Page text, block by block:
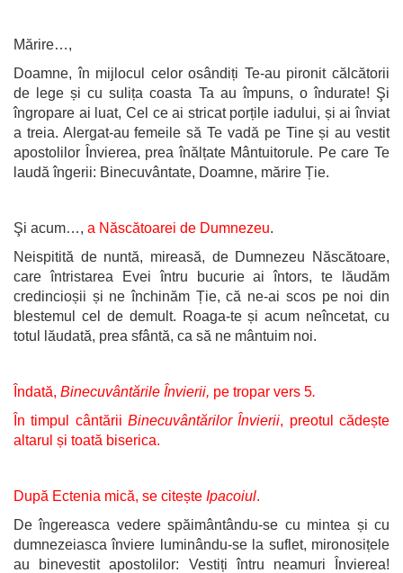
Mărire…,
Doamne, în mijlocul celor osândiți Te-au pironit călcătorii
de lege și cu sulița coasta Ta au împuns, o îndurate! Şi
îngropare ai luat, Cel ce ai stricat porțile iadului, și ai înviat
a treia. Alergat-au femeile să Te vadă pe Tine și au vestit
apostolilor Învierea, prea înălțate Mântuitorule. Pe care Te
laudă îngerii: Binecuvântate, Doamne, mărire Ție.
Şi acum…, a Născătoarei de Dumnezeu.
Neispitită de nuntă, mireasă, de Dumnezeu Născătoare,
care întristarea Evei întru bucurie ai întors, te lăudăm
credincioșii și ne închinăm Ție, că ne-ai scos pe noi din
blestemul cel de demult. Roaga-te și acum neîncetat, cu
totul lăudată, prea sfântă, ca să ne mântuim noi.
Îndată, Binecuvântările Învierii, pe tropar vers 5.
În timpul cântării Binecuvântărilor Învierii, preotul cădește
altarul și toată biserica.
După Ectenia mică, se citește Ipacoiul.
De îngereasca vedere spăimântându-se cu mintea și cu
dumnezeiasca înviere luminându-se la suflet, mironosițele
au binevestit apostolilor: Vestiți întru neamuri Învierea!